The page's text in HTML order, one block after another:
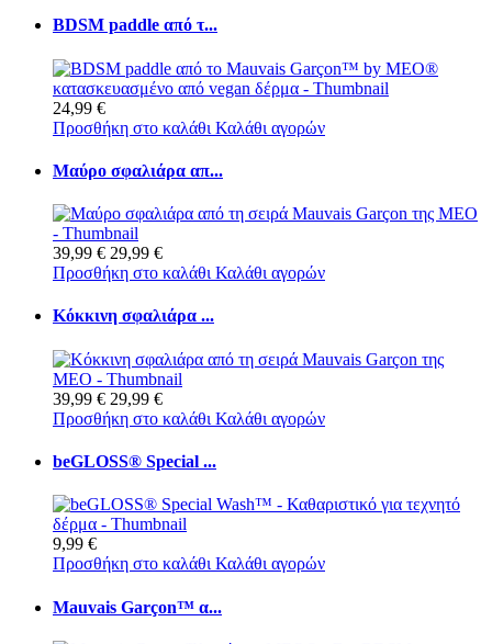
BDSM paddle από τ...
24,99 €
Προσθήκη στο καλάθι Καλάθι αγορών
Μαύρο σφαλιάρα απ...
39,99 € 29,99 €
Προσθήκη στο καλάθι Καλάθι αγορών
Κόκκινη σφαλιάρα ...
39,99 € 29,99 €
Προσθήκη στο καλάθι Καλάθι αγορών
beGLOSS® Special ...
9,99 €
Προσθήκη στο καλάθι Καλάθι αγορών
Mauvais Garçon™ α...